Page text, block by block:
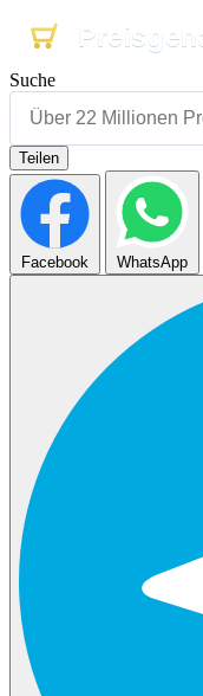
Suche
Teilen
Facebook WhatsApp